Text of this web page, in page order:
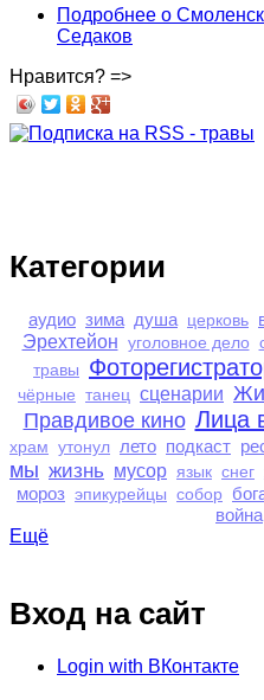
Подробнее о
Седаков
Нравится? =>
Категории
аудио зима душа церковь
Эрехтейон уголовное дело
травы
чёрные танец сценарии
Правдивое кино Лица
храм утонул лето подкаст
мы жизнь мусор язык снег
мороз эпикурейцы собор
война
Ещё
Вход на сайт
Login with ВКонтакте